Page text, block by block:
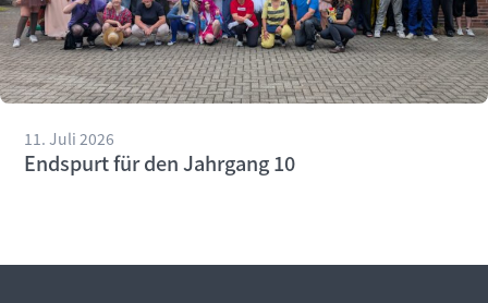
11. Juli 2026
Endspurt für den Jahrgang 10